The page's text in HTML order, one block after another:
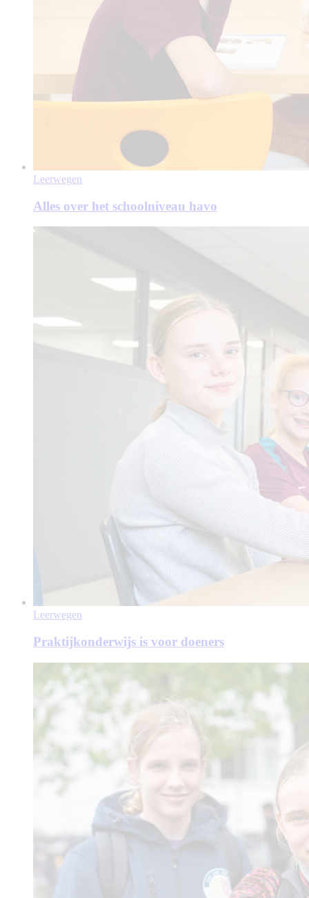
Leerwegen
Alles over het schoolniveau havo
Leerwegen
Praktijkonderwijs is voor doeners